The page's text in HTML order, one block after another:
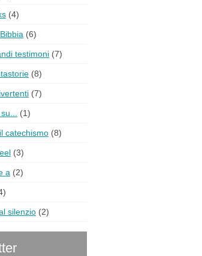
(4)
(6)
testimoni (7)
(8)
(7)
(1)
catechismo (8)
(3)
a (2)
silenzio (2)